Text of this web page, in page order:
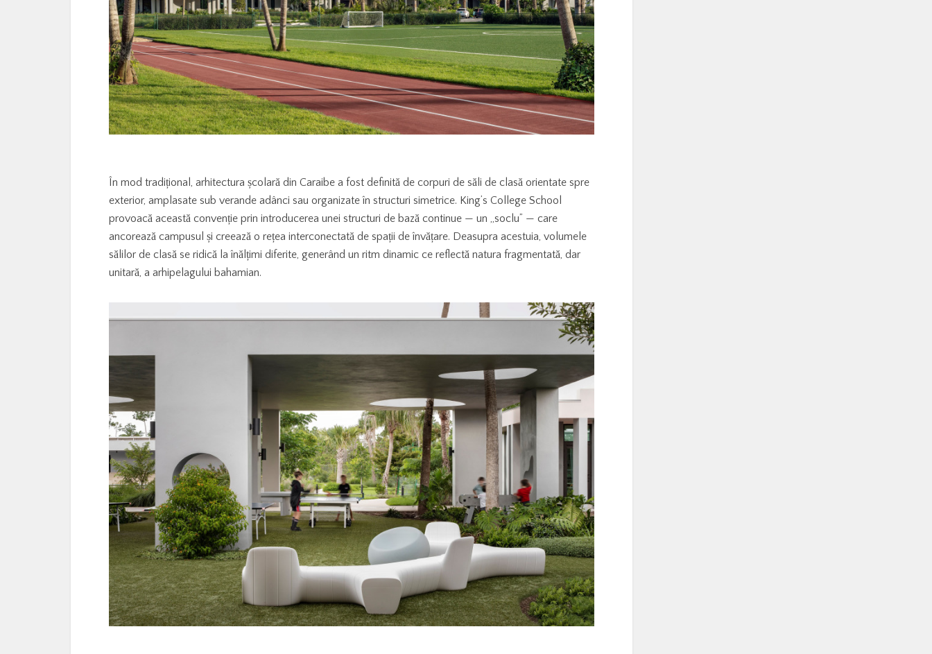
În mod tradițional, arhitectura școlară din Caraibe a fost definită de corpuri de săli de clasă orientate spre
exterior, amplasate sub verande adânci sau organizate în structuri simetrice. King’s College School
provoacă această convenție prin introducerea unei structuri de bază continue — un „soclu” — care
ancorează campusul și creează o rețea interconectată de spații de învățare. Deasupra acestuia, volumele
sălilor de clasă se ridică la înălțimi diferite, generând un ritm dinamic ce reflectă natura fragmentată, dar
unitară, a arhipelagului bahamian.